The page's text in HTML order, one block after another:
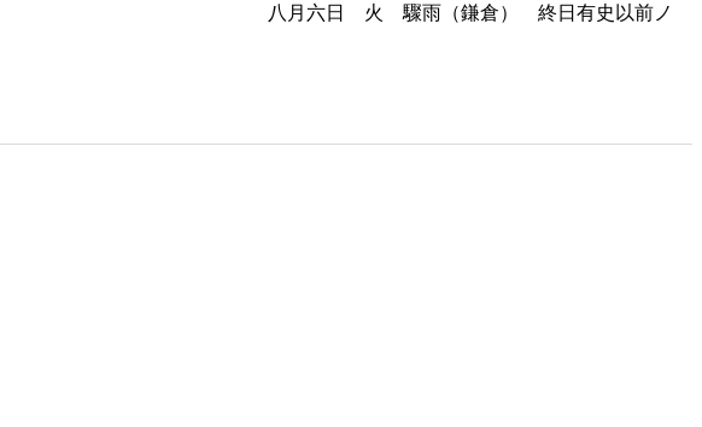
八月六日 火 驟雨（鎌倉） 終日有史以前ノ